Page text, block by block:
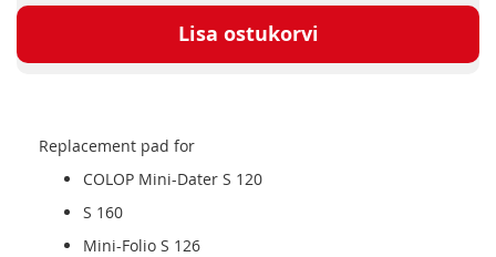
Lisa ostukorvi
Replacement pad for
COLOP Mini-Dater S 120
S 160
Mini-Folio S 126